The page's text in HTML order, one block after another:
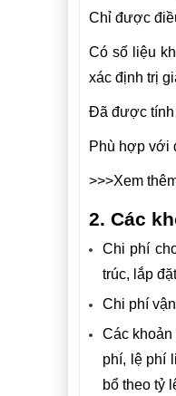
Chỉ được
Có số liệu
xác định trị
Đã được tính
Phù hợp với
>>>Xem
2. Các
Chi phí
trúc, lắp
Chi phí
Các
phí, lệ phí
bổ theo tỷ